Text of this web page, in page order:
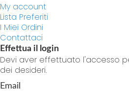
My account
Lista Preferiti
I Miei Ordini
Contattaci
Effettua il login
Devi aver effettuato l'accesso
dei desideri.
Email